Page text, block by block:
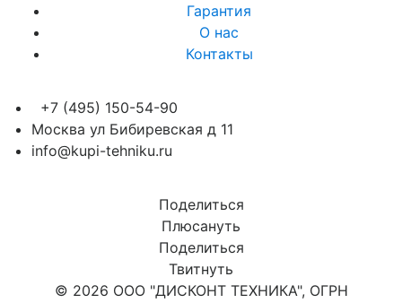
Гарантия
О нас
Контакты
+7 (495) 150-54-90
Москва ул Бибиревская д 11
info@kupi-tehniku.ru
Поделиться
Плюсануть
Поделиться
Твитнуть
© 2026 ООО "ДИСКОНТ ТЕХНИКА", ОГРН